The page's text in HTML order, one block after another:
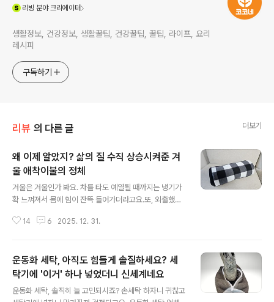
리빙 분야 크리에이터
생활정보, 건강정보, 생활꿀팁, 건강꿀팁, 꿀팁, 라이프, 요리
레시피
구독하기
리뷰 의 다른 글 더보기
왜 이제 알았지? 삶의 질 수직 상승시켜준 겨
울 애착이불의 정체
겨울은 겨울인가 봐요. 차를 타도 예열될 때까지는 냉기가
확 느껴져서 몸에 힘이 잔뜩 들어가더라고요.또, 외출했을
요. 이럴때 간단하게 활용할 수 있는 담요 하나만 있어도 체
편하고 외출할 때 챙겨도 부담이 없어요. 부드럽고 포근한
소재로 보온력이 좋고, 까슬거리지 않아서 무릎 위에 덮고
있는 느낌도 참 좋아요. 차안에서나 사무실, 집은 물론 외출
해서도 다양한 장소에서 보온성을 높여주는 아이템이에요.
14 6 2025. 12. 31.
운동화 세탁, 아직도 힘들게 솔질하세요? 세
탁기에 '이거' 하나 넣었더니 신세계네요
운동화 세탁, 솔직히 늘 고민되시죠? 손세탁 하자니 귀찮고